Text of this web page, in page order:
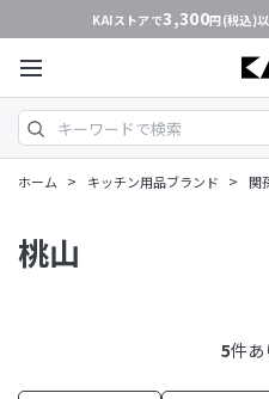
KAIストアで3,300円(税込)
ホーム > キッチン用品ブランド > 関
桃山
5件あ